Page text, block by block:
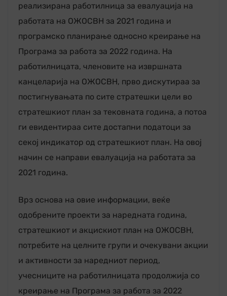
реализирана работилница за евалуација на
работата на ОЖОСВН за 2021 година и
програмско планирање односно креирање на
Програма за работа за 2022 година. На
работилницата, членовите на извршната
канцеларија на ОЖОСВН, прво дискутираа за
постигнувањата по сите стратешки цели во
стратешкиот план за тековната година, а потоа
ги евидентираа сите достапни податоци за
секој индикатор од стратешкиот план. На овој
начин се направи евалуација на работата за
2021 година.
Врз основа на овие информации, веќе
одобрените проекти за наредната година,
стратешкиот и акцискиот план на ОЖОСВН,
потребите на целните групи и очекувани акции
и активности за наредниот период,
учесниците на работилницата продолжија со
креирање на Програма за работа за 2022